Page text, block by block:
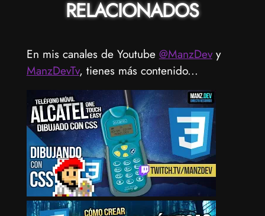
RELACIONADOS
En mis canales de Youtube @ManzDevy
ManzDevTv, tienes más contenido...